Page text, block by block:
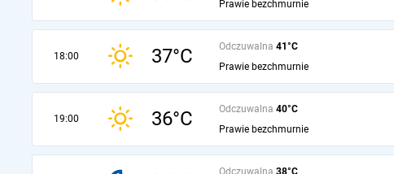
Prawie bezchmurnie
18:00 37°C Odczuwalna 41°C
Prawie bezchmurnie
19:00 36°C Odczuwalna 40°C
Prawie bezchmurnie
Odczuwalna 38°C